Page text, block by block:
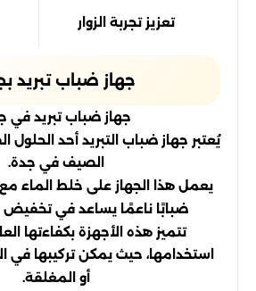
تعزيز تجربة الزوار
جهاز ضباب تبريد
جهاز ضباب تبريد في
يُعتبر جهاز ضباب التبريد أحد الحلول
الصيف في جدة.
يعمل هذا الجهاز على خلط الماء مع
ضبابًا ناعمًا يساعد في تخفيض
تتميز هذه الأجهزة بكفاءتها
استخدامها، حيث يمكن تركيبها في
أو المغلقة.